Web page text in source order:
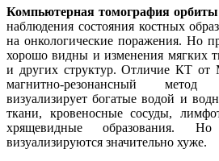
Компьютерная томография орбиты
наблюдения состояния костных
на онкологические поражения. Но
хорошо видны и изменения мягких
и других структур. Отличие КТ от
магнитно-резонансный
визуализирует богатые водой и
ткани, кровеносные сосуды,
хрящевидные образования.
визуализируются значительно хуже.